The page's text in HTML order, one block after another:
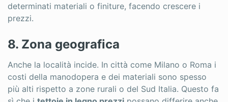
determinati materiali o finiture, facendo crescere i
prezzi.
8. Zona geografica
Anche la località incide. In città come Milano o Roma i
costi della manodopera e dei materiali sono spesso
più alti rispetto a zone rurali o del Sud Italia. Questo fa